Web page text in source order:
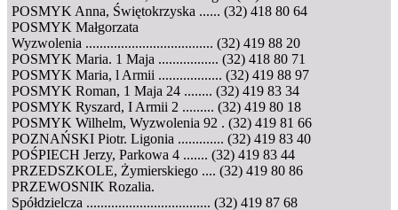
POSMYK Anna, Świętokrzyska ...... (32) 418 80 64
POSMYK Małgorzata
Wyzwolenia .................................... (32) 419 88 20
POSMYK Maria. 1 Maja ................. (32) 418 80 71
POSMYK Maria, l Armii .................. (32) 419 88 97
POSMYK Roman, 1 Maja 24 ........ (32) 419 83 34
POSMYK Ryszard, I Armii 2 ......... (32) 419 80 18
POSMYK Wilhelm, Wyzwolenia 92 . (32) 419 81 66
POZNAŃSKI Piotr. Ligonia ............. (32) 419 83 40
POŚPIECH Jerzy, Parkowa 4 ....... (32) 419 83 44
PRZEDSZKOLE, Żymierskiego .... (32) 419 80 86
PRZEWOSNIK Rozalia.
Spółdzielcza ................................... (32) 419 87 68